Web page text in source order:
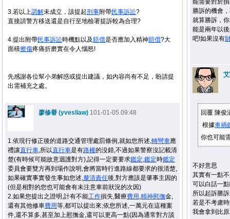
3.若以上調解未成立，該提起刑事附帶民事訴訟?
直接請警方移送還是自行至地檢署提訴較為合理?
4.提出附帶民事訴訟時機點以及賠償是否應加入精神賠償?大
面積擦傷疼痛折磨實在令人惱怒!
先感謝各位幫小弟解惑或提出建議，如內容尚有不足，盼請提
出需補充之處。
廖修譽 (yvesliaw) 101-01-05 09:48
1.依現行修正後的道路交通管理處罰條例,就如您所述,轉彎車應
禮讓直行車,所以直行車是有路權的沒錯,不過如果警察沒記載清
楚(有時候可能故意迴護對方),記得一定要要求鑑定,鑑定時鑑定
委員會要雙方再到場作說明,會將當時行進路線都要求的很清楚,
如果確實事實發生事如您述,釐清責任後,對方應該是肇事主因的
(但是相對的您也可能會有未注意車前狀況的次因)
2.如果您提出之證明,計有不能工作損失,醫療費用 ,精神慰撫金,
還有其他修車費用等,都可以提出來;依您所述,一萬元在這種案
件,還不算多,甚至加上慰撫金,還可以更高一點(因為通常對方談
能需要對於
勝訴的機會
就算勝訴，
能是兩年以
吧!如果沒有
回覆 陳俊
根據車禍
你也可能
不好意思
其實有一點
可以白話一
所以起訴勝
若是不考慮
我會拿到比